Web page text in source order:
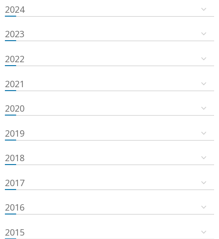
2024
2023
2022
2021
2020
2019
2018
2017
2016
2015